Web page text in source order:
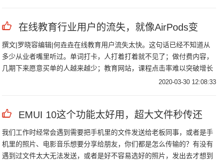
在线教育行业用户的流失，就像AirPods变
撰文|罗晓容编辑|何垚垚在线教育用户流失太快。这句话已经不知道从
多少从业者嘴里听过。单词打卡，人打着打着就不见了；做付费内容，
几期下来愿意买单的人越来越少；教育网站，课程点击率难以突破增长
2020-03-30 12:08:33
EMUI 10这个功能太好用，超大文件秒传还
我们工作时经常会遇到需要把手机里的文件发送给老板同事，或者是手
机里的照片、电影音乐想要分享给朋友，你们都是怎么传输的？有没有
遇到过文件太大无法发送，或者是好不容易选好的照片，发出去才想到